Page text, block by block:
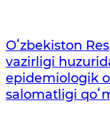
Oʻzbekiston
vazirligi
epidemiologik
salomatligi